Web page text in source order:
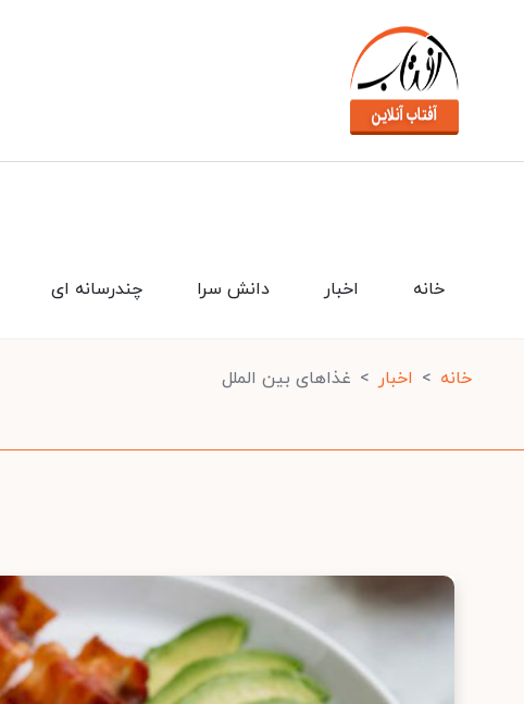
چندرسانه ای دانش سرا اخبار خانه
خانه اخبار غذاهای بین الملل